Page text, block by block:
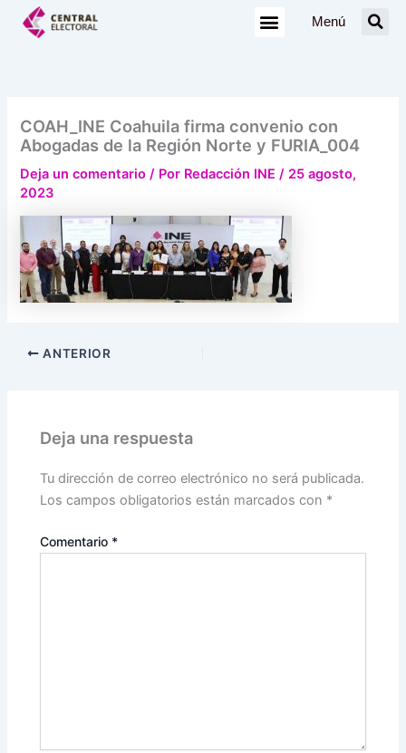
Menú
COAH_INE Coahuila firma convenio con
Abogadas de la Región Norte y FURIA_004
Deja un comentario / Por Redacción INE/ 25 agosto,
2023
ANTERIOR
Deja una respuesta
Tu dirección de correo electrónico no será publicada.
Los campos obligatorios están marcados con *
Comentario *